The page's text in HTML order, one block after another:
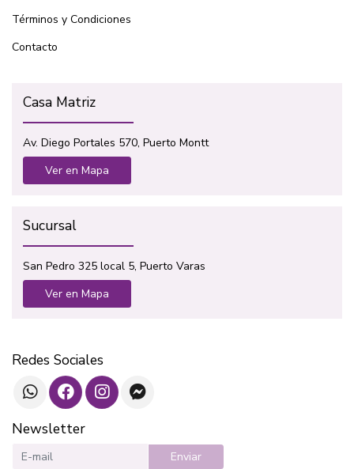
Términos y Condiciones
Contacto
Casa Matriz
Av. Diego Portales 570, Puerto Montt
Ver en Mapa
Sucursal
San Pedro 325 local 5, Puerto Varas
Ver en Mapa
Redes Sociales
Newsletter
Enviar